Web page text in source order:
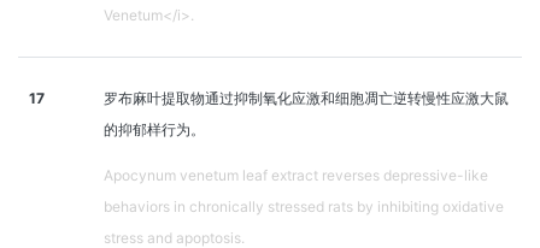
Venetum</i>.
17
罗布麻叶提取物通过抑制氧化应激和细胞凋亡逆转慢性应激大鼠
的抑郁样行为。
Apocynum venetum leaf extract reverses depressive-like
behaviors in chronically stressed rats by inhibiting oxidative
stress and apoptosis.